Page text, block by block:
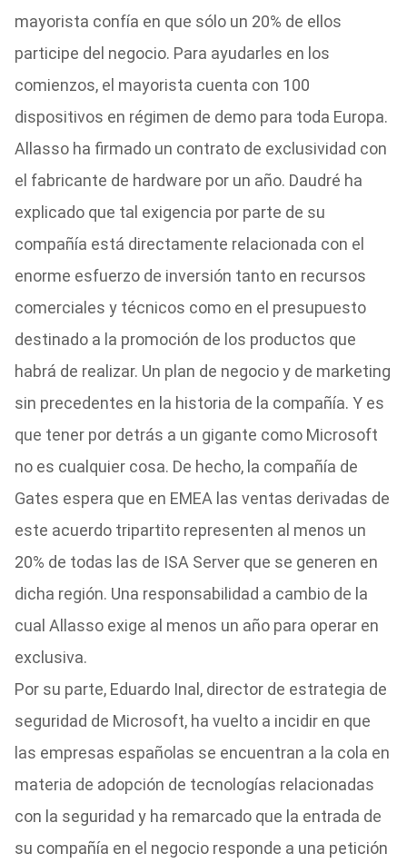
mayorista confía en que sólo un 20% de ellos
participe del negocio. Para ayudarles en los
comienzos, el mayorista cuenta con 100
dispositivos en régimen de demo para toda Europa.
Allasso ha firmado un contrato de exclusividad con
el fabricante de hardware por un año. Daudré ha
explicado que tal exigencia por parte de su
compañía está directamente relacionada con el
enorme esfuerzo de inversión tanto en recursos
comerciales y técnicos como en el presupuesto
destinado a la promoción de los productos que
habrá de realizar. Un plan de negocio y de marketing
sin precedentes en la historia de la compañía. Y es
que tener por detrás a un gigante como Microsoft
no es cualquier cosa. De hecho, la compañía de
Gates espera que en EMEA las ventas derivadas de
este acuerdo tripartito representen al menos un
20% de todas las de ISA Server que se generen en
dicha región. Una responsabilidad a cambio de la
cual Allasso exige al menos un año para operar en
exclusiva.
Por su parte, Eduardo Inal, director de estrategia de
seguridad de Microsoft, ha vuelto a incidir en que
las empresas españolas se encuentran a la cola en
materia de adopción de tecnologías relacionadas
con la seguridad y ha remarcado que la entrada de
su compañía en el negocio responde a una petición